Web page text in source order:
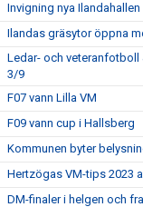
Invigning nya Ilandahallen
Ilandas gräsytor öppna
Ledar- och veteranfotboll
3/9
F07 vann Lilla VM
F09 vann cup i Hallsberg
Kommunen byter
Hertzögas VM-tips 2023
DM-finaler i helgen och